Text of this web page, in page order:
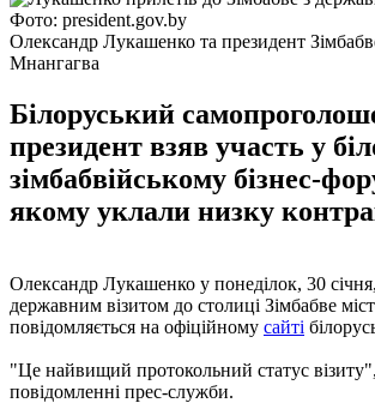
Фото: president.gov.by
Олександр Лукашенко та президент
Мнангагва
Білоруський
президент взяв участь у
зімбабвійському бізнес-
якому уклали низку
Олександр Лукашенко у понеділок, 30
державним візитом до столиці Зімбабве
повідомляється на офіційному сайті
"Це найвищий протокольний статус
повідомленні прес-служби.